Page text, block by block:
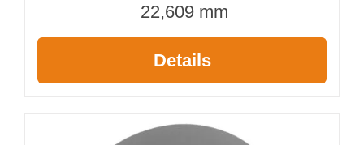
22,609 mm
Details